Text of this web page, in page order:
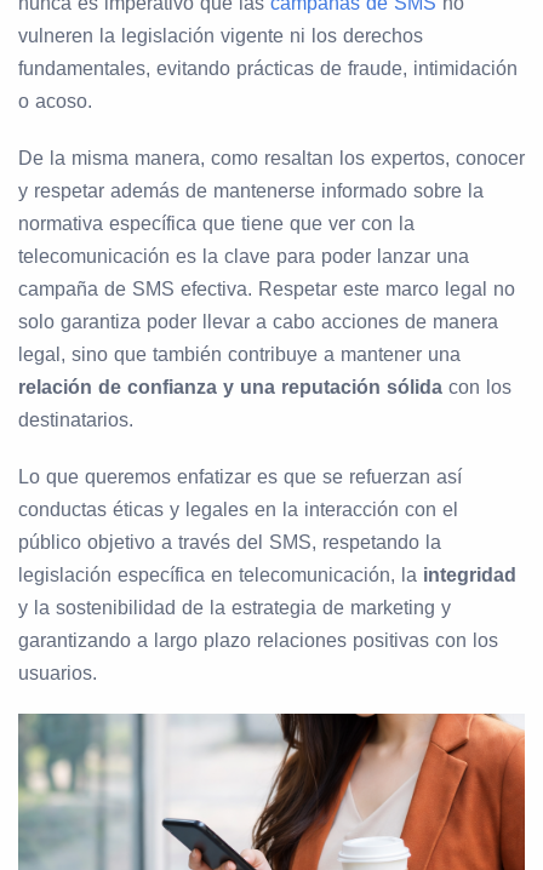
vulneren la legislación vigente ni los derechos
fundamentales, evitando prácticas de fraude, intimidación
o acoso.
De la misma manera, como resaltan los expertos, conocer
y respetar además de mantenerse informado sobre la
normativa específica que tiene que ver con la
telecomunicación es la clave para poder lanzar una
campaña de SMS efectiva. Respetar este marco legal no
solo garantiza poder llevar a cabo acciones de manera
legal, sino que también contribuye a mantener una
relación de confianza y una reputación sólida con los
destinatarios.
Lo que queremos enfatizar es que se refuerzan así
conductas éticas y legales en la interacción con el
público objetivo a través del SMS, respetando la
legislación específica en telecomunicación, la integridad
y la sostenibilidad de la estrategia de marketing y
garantizando a largo plazo relaciones positivas con los
usuarios.